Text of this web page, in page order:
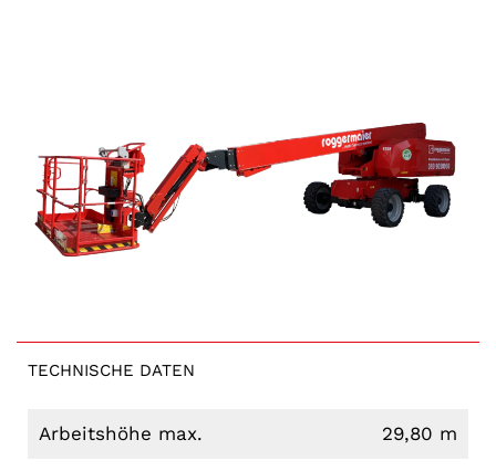
TECHNISCHE DATEN
Arbeitshöhe max. 29,80 m